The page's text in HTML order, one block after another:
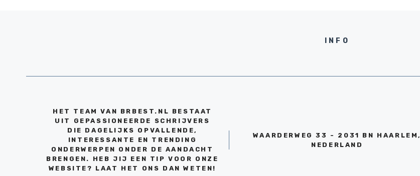
INFO
HET TEAM VAN BRBEST.NL BESTAAT
UIT GEPASSIONEERDE SCHRIJVERS
DIE DAGELIJKS OPVALLENDE,
INTERESSANTE EN TRENDING
ONDERWERPEN ONDER DE AANDACHT
BRENGEN. HEB JIJ EEN TIP VOOR ONZE
WEBSITE? LAAT HET ONS DAN WETEN!
WAARDERWEG 33 - 2031 BN HAARLEM,
NEDERLAND